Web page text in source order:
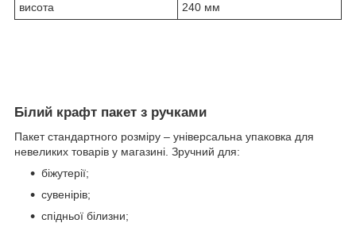
висота
240 мм
Білий крафт пакет з ручками
Пакет стандартного розміру – універсальна упаковка для
невеликих товарів у магазині. Зручний для:
біжутерії;
сувенірів;
спідньої білизни;